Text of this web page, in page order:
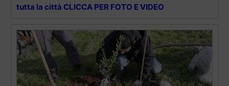
tutta la città CLICCA PER FOTO E VIDEO